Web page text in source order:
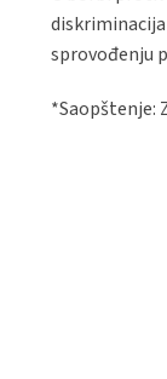
sprovođenju
*Saopštenje: